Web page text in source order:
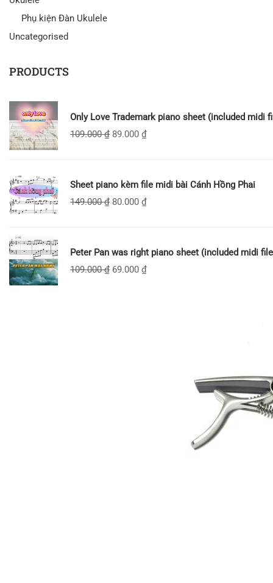
Phụ kiện Đàn Ukulele
Uncategorised
PRODUCTS
Only Love Trademark piano sheet (included midi
109.000₫ 89.000 ₫
Sheet piano kèm file midi bài Cánh Hồng Phai
149.000₫ 80.000 ₫
Peter Pan was right piano sheet (included midi
109.000₫ 69.000 ₫